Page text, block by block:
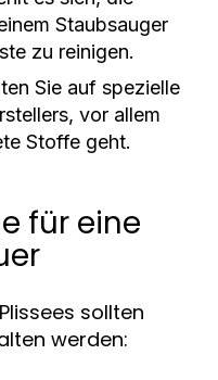
Staubsauger
zu reinigen.
Sie auf spezielle
vor allem
Stoffe geht.
für eine
sollten
werden: